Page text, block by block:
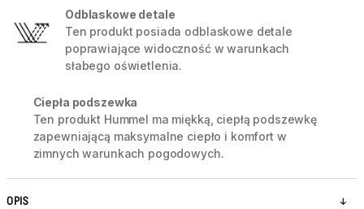
Odblaskowe detale
Ten produkt posiada odblaskowe detale
poprawiające widoczność w warunkach
słabego oświetlenia.
Ciepła podszewka
Ten produkt Hummel ma miękką, ciepłą podszewkę
zapewniającą maksymalne ciepło i komfort w
zimnych warunkach pogodowych.
OPIS